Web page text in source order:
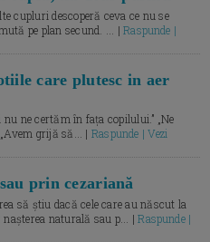
cupluri descoperă ceva ce nu se
pe plan secund. ... |Raspunde |
care plutesc in aer
ne certăm în fața copilului.” „Ne
grijă să... | Raspunde | Vezi
prin cezariană
să știu dacă cele care au născut la
nașterea naturală sau p... |Raspunde |